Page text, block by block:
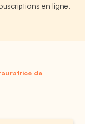
en ligne.
de